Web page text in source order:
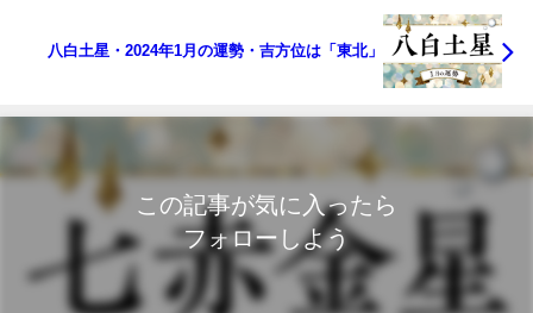
八白土星・2024年1月の運勢・吉方位は「東北」
この記事が気に入ったら
フォローしよう